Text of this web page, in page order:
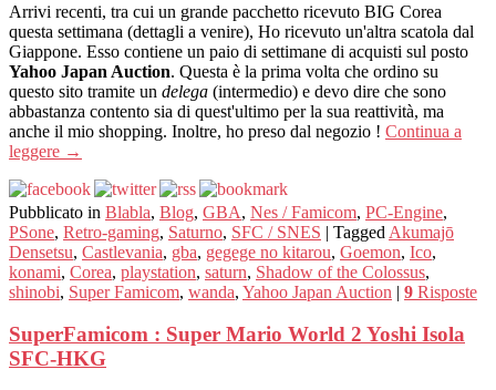
Arrivi recenti, tra cui un grande pacchetto ricevuto BIG Corea
questa settimana (dettagli a venire), Ho ricevuto un'altra scatola dal
Giappone. Esso contiene un paio di settimane di acquisti sul posto
Yahoo Japan Auction. Questa è la prima volta che ordino su
questo sito tramite un delega (intermedio) e devo dire che sono
abbastanza contento sia di quest'ultimo per la sua reattività, ma
anche il mio shopping. Inoltre, ho preso dal negozio ! Continua a
leggere →
Pubblicato in Blabla, Blog, GBA, Nes / Famicom, PC-Engine,
PSone, Retro-gaming, Saturno, SFC / SNES | Tagged Akumajō
Densetsu, Castlevania, gba, gegege no kitarou, Goemon, Ico,
konami, Corea, playstation, saturn, Shadow of the Colossus,
shinobi, Super Famicom, wanda, Yahoo Japan Auction | 9 Risposte
SuperFamicom : Super Mario World 2 Yoshi Isola
SFC-HKG